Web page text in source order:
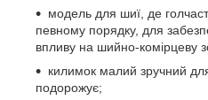
модель для шиї, де
певному порядку, для
впливу на шийно-комірцеву
килимок малий зручний
подорожує;